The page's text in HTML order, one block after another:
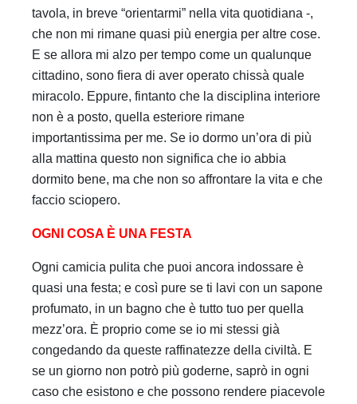
tavola, in breve “orientarmi” nella vita quotidiana -,
che non mi rimane quasi più energia per altre cose.
E se allora mi alzo per tempo come un qualunque
cittadino, sono fiera di aver operato chissà quale
miracolo. Eppure, fintanto che la disciplina interiore
non è a posto, quella esteriore rimane
importantissima per me. Se io dormo un’ora di più
alla mattina questo non significa che io abbia
dormito bene, ma che non so affrontare la vita e che
faccio sciopero.
OGNI COSA È UNA FESTA
Ogni camicia pulita che puoi ancora indossare è
quasi una festa; e così pure se ti lavi con un sapone
profumato, in un bagno che è tutto tuo per quella
mezz’ora. È proprio come se io mi stessi già
congedando da queste raffinatezze della civiltà. E
se un giorno non potrò più goderne, saprò in ogni
caso che esistono e che possono rendere piacevole